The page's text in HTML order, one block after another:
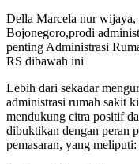
Della Marcela nur wijaya,
Bojonegoro,prodi
penting Administrasi
RS dibawah ini
Lebih dari sekadar
administrasi rumah sakit
mendukung citra positif
dibuktikan dengan peran
pemasaran, yang meliputi: